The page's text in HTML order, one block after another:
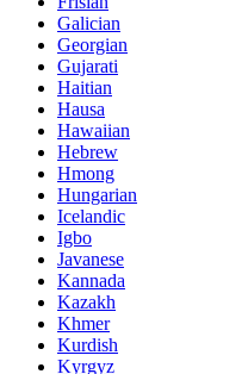
Galician
Georgian
Gujarati
Haitian
Hausa
Hawaiian
Hebrew
Hmong
Hungarian
Icelandic
Igbo
Javanese
Kannada
Kazakh
Khmer
Kurdish
Kyrgyz